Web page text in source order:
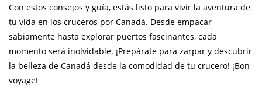
Con estos consejos y guía, estás listo para vivir la aventura de
tu vida en los cruceros por Canadá. Desde empacar
sabiamente hasta explorar puertos fascinantes, cada
momento será inolvidable. ¡Prepárate para zarpar y descubrir
la belleza de Canadá desde la comodidad de tu crucero! ¡Bon
voyage!